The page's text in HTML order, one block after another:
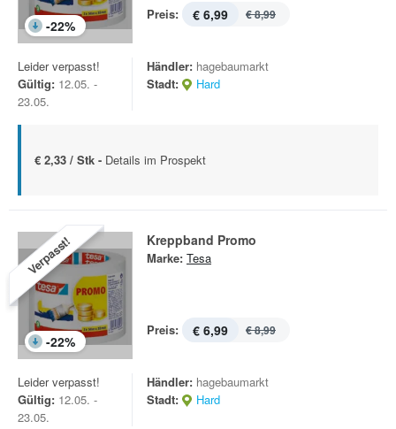
-22%
Preis: € 6,99 € 8,99
Leider verpasst!
Gültig: 12.05. -
23.05.
Händler: hagebaumarkt
Stadt:
Hard
€ 2,33 / Stk - Details im Prospekt
Verpasst!
-22%
Kreppband Promo
Marke: Tesa
Preis: € 6,99 € 8,99
Leider verpasst!
Gültig: 12.05. -
23.05.
Händler: hagebaumarkt
Stadt:
Hard